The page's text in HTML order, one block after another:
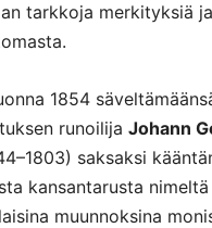
tarkkoja merkityksiä
1854
runoilija Johann
saksaksi
kansantarusta nimeltä
muunnoksina